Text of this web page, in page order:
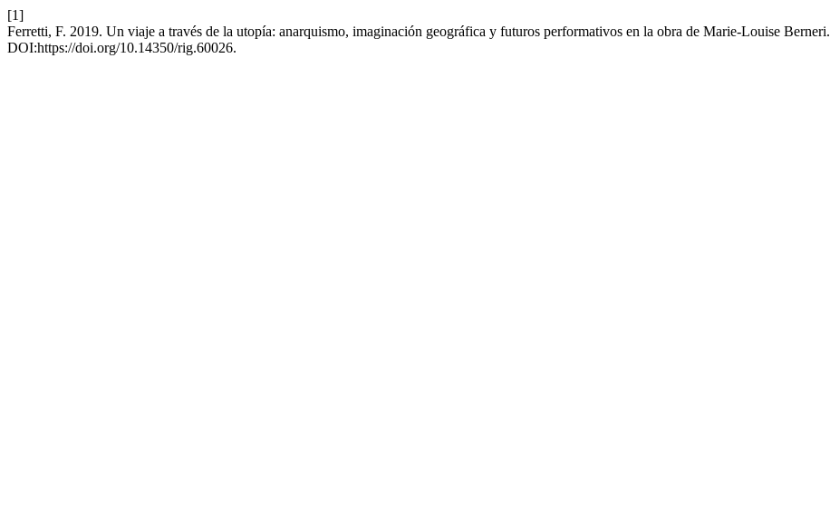
[1]
Ferretti, F. 2019. Un viaje a través de la utopía: anarquismo, imaginación geográfica y futuros performativos en la obra de Marie-Louise Berneri.
DOI:https://doi.org/10.14350/rig.60026.